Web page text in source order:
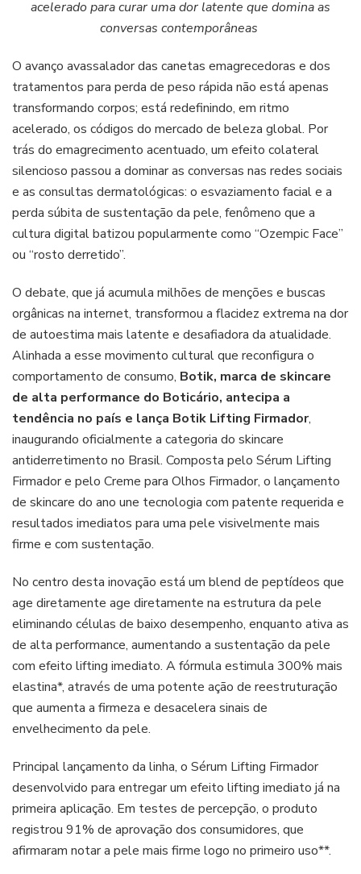
e
lança
protocolo
que
trata
a
flacidez
do
emagrecimento
rápido
acelerado para curar uma dor latente que domina as
conversas contemporâneas
O avanço avassalador das canetas emagrecedoras e dos
tratamentos para perda de peso rápida não está apenas
transformando corpos; está redefinindo, em ritmo
acelerado, os códigos do mercado de beleza global. Por
trás do emagrecimento acentuado, um efeito colateral
silencioso passou a dominar as conversas nas redes sociais
e as consultas dermatológicas: o esvaziamento facial e a
perda súbita de sustentação da pele, fenômeno que a
cultura digital batizou popularmente como “Ozempic Face”
ou “rosto derretido”.
O debate, que já acumula milhões de menções e buscas
orgânicas na internet, transformou a flacidez extrema na dor
de autoestima mais latente e desafiadora da atualidade.
Alinhada a esse movimento cultural que reconfigura o
comportamento de consumo, Botik, marca de skincare
de alta performance do Boticário, antecipa a
tendência no país e lança Botik Lifting Firmador,
inaugurando oficialmente a categoria do skincare
antiderretimento no Brasil. Composta pelo Sérum Lifting
Firmador e pelo Creme para Olhos Firmador, o lançamento
de skincare do ano une tecnologia com patente requerida e
resultados imediatos para uma pele visivelmente mais
firme e com sustentação.
No centro desta inovação está um blend de peptídeos que
age diretamente age diretamente na estrutura da pele
eliminando células de baixo desempenho, enquanto ativa as
de alta performance, aumentando a sustentação da pele
com efeito lifting imediato. A fórmula estimula 300% mais
elastina*, através de uma potente ação de reestruturação
que aumenta a firmeza e desacelera sinais de
envelhecimento da pele.
Principal lançamento da linha, o Sérum Lifting Firmador
desenvolvido para entregar um efeito lifting imediato já na
primeira aplicação. Em testes de percepção, o produto
registrou 91% de aprovação dos consumidores, que
afirmaram notar a pele mais firme logo no primeiro uso**.